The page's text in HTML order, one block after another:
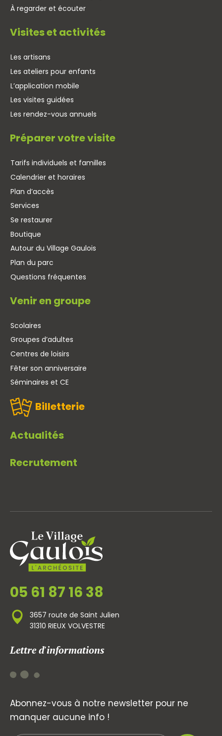
À regarder et écouter
Visites et activités
Les artisans
Les ateliers pour enfants
L’application mobile
Les visites guidées
Les rendez-vous annuels
Préparer votre visite
Tarifs individuels et familles
Calendrier et horaires
Plan d’accès
Services
Se restaurer
Boutique
Autour du Village Gaulois
Plan du parc
Questions fréquentes
Venir en groupe
Scolaires
Groupes d’adultes
Centres de loisirs
Fêter son anniversaire
Séminaires et CE
Billetterie
Actualités
Recrutement
05 61 87 16 38
3657 route de Saint Julien
31310 RIEUX VOLVESTRE
Lettre d'informations
Abonnez-vous à notre newsletter pour ne
manquer aucune info !